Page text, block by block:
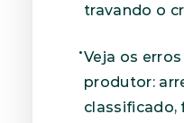
travando o
Veja os
produtor:
classificado,